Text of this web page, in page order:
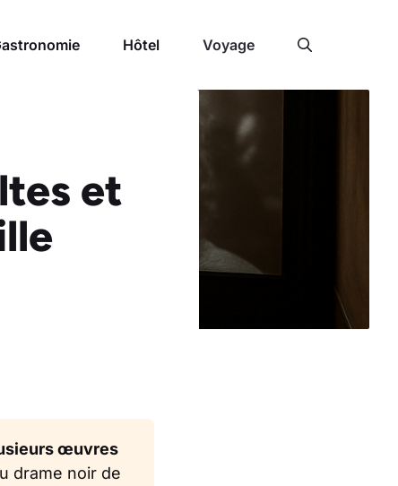
Hôtel Voyage
et
œuvres
drame noir de